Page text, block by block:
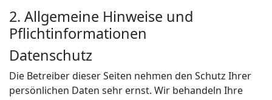
2. Allgemeine Hinweise und
Pflichtinformationen
Datenschutz
Die Betreiber dieser Seiten nehmen den Schutz Ihrer
persönlichen Daten sehr ernst. Wir behandeln Ihre